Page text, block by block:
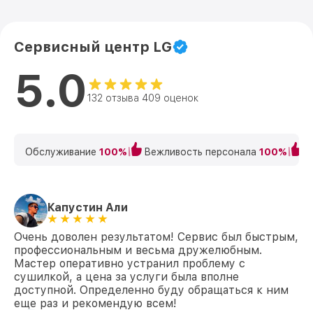
Сервисный центр LG
5.0 132 отзыва 409 оценок
Обслуживание 100% Вежливость персонала 100%
Капустин Али
Очень доволен результатом! Сервис был быстрым,
профессиональным и весьма дружелюбным.
Мастер оперативно устранил проблему с
сушилкой, а цена за услуги была вполне
доступной. Определенно буду обращаться к ним
еще раз и рекомендую всем!